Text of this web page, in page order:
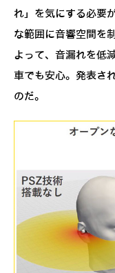
れ」を気にする必要
な範囲に音響空間を
よって、音漏れを低
車でも安心。発表さ
のだ。